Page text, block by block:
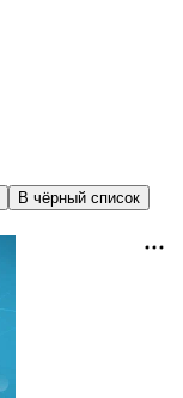
В чёрный список